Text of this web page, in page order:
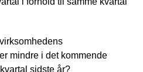
mindre i det kommende
sidste år?